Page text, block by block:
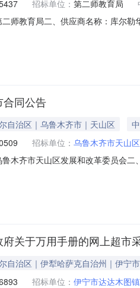
招标单位： 第二师教育局
师教育局二、供应商名称：库尔
其它事项：无八、联系方式1、采
合同公告
自治区｜乌鲁木齐市｜天山区
招标单位： 乌鲁木齐市天山
木齐市天山区发展和改革委员会
服务要求或标的基本概况：七、
关于万用手册的网上超市
自治区｜伊犁哈萨克自治州｜伊宁市
招标单位： 伊宁市达达木图